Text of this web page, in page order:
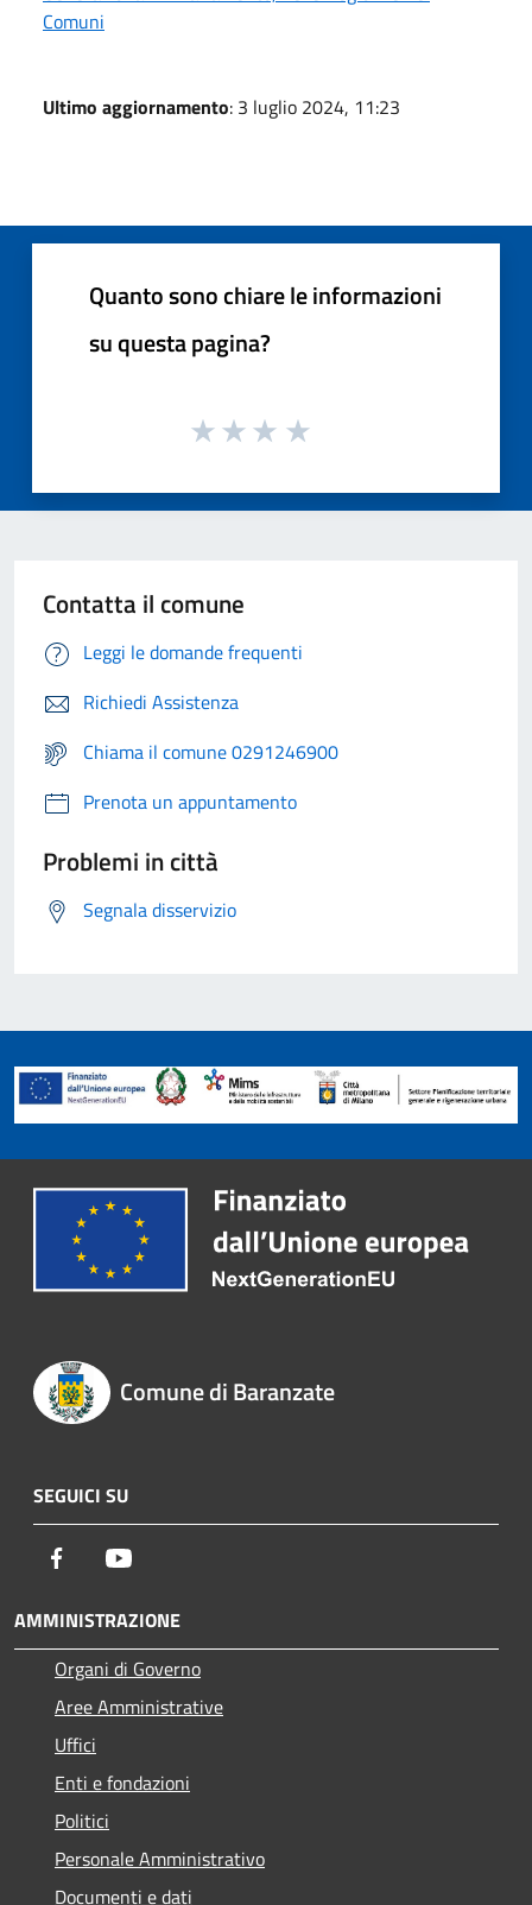
Comuni
Ultimo aggiornamento: 3 luglio 2024, 11:23
Quanto sono chiare le informazioni
su questa pagina?
Contatta il comune
Leggi le domande frequenti
Richiedi Assistenza
Chiama il comune 0291246900
Prenota un appuntamento
Problemi in città
Segnala disservizio
Comune di Baranzate
SEGUICI SU
Facebook
AMMINISTRAZIONE
Organi di Governo
Aree Amministrative
Uffici
Enti e fondazioni
Politici
Personale Amministrativo
Documenti e dati